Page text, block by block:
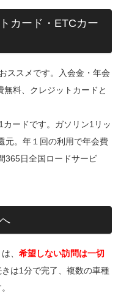
カード・ETCカー
ススメです。入会金・年会
料、クレジットカードと
カードです。ガソリン1リッ
元。年１回の利用で年会費
365日全国ロードサービ
、 希望しない訪問は一切
は1分で完了、複数の車種